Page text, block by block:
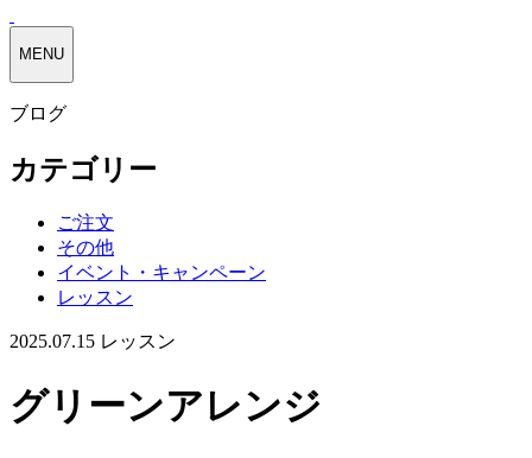
MENU
ブログ
カテゴリー
ご注文
その他
イベント・キャンペーン
レッスン
2025.07.15 レッスン
グリーンアレンジ